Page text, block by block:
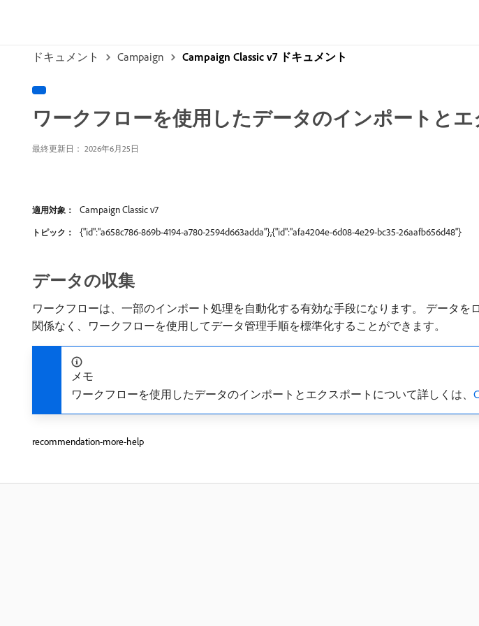
ドキュメント Campaign Campaign Classic v7 ドキュメント
ワークフローを使用したデータのインポートとエ
最終更新日： 2026年6月25日
適用対象： Campaign Classic v7
トピック： {"id":"a658c786-869b-4194-a780-2594d663adda"},{"id":"afa4204e-6d08-4e29-bc35-26aafb656d48"}
データの収集
ワークフローは、一部のインポート処理を自動化する有効な手段になります。 データ
関係なく、ワークフローを使用してデータ管理手順を標準化することができます。
メモ
ワークフローを使用したデータのインポートとエクスポートについて詳しくは、
recommendation-more-help